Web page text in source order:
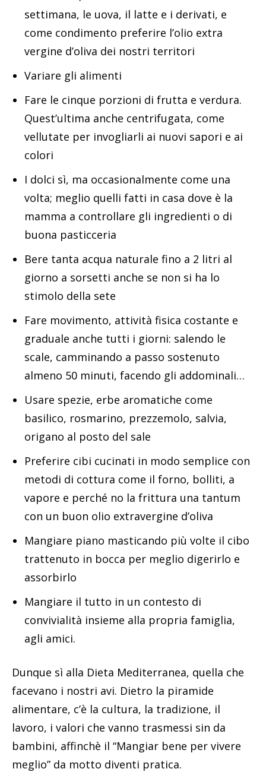
settimana, le uova, il latte e i derivati, e
come condimento preferire l’olio extra
vergine d’oliva dei nostri territori
Variare gli alimenti
Fare le cinque porzioni di frutta e verdura.
Quest’ultima anche centrifugata, come
vellutate per invogliarli ai nuovi sapori e ai
colori
I dolci sì, ma occasionalmente come una
volta; meglio quelli fatti in casa dove è la
mamma a controllare gli ingredienti o di
buona pasticceria
Bere tanta acqua naturale fino a 2 litri al
giorno a sorsetti anche se non si ha lo
stimolo della sete
Fare movimento, attività fisica costante e
graduale anche tutti i giorni: salendo le
scale, camminando a passo sostenuto
almeno 50 minuti, facendo gli addominali…
Usare spezie, erbe aromatiche come
basilico, rosmarino, prezzemolo, salvia,
origano al posto del sale
Preferire cibi cucinati in modo semplice con
metodi di cottura come il forno, bolliti, a
vapore e perché no la frittura una tantum
con un buon olio extravergine d’oliva
Mangiare piano masticando più volte il cibo
trattenuto in bocca per meglio digerirlo e
assorbirlo
Mangiare il tutto in un contesto di
convivialità insieme alla propria famiglia,
agli amici.
Dunque sì alla Dieta Mediterranea, quella che
facevano i nostri avi. Dietro la piramide
alimentare, c’è la cultura, la tradizione, il
lavoro, i valori che vanno trasmessi sin da
bambini, affinchè il “Mangiar bene per vivere
meglio” da motto diventi pratica.